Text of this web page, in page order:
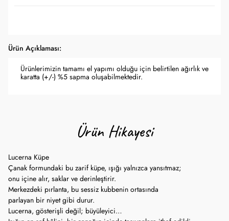
Ürün Açıklaması:
Ürünlerimizin tamamı el yapımı olduğu için belirtilen ağırlık ve
karatta (+/-) %5 sapma oluşabilmektedir.
Ürün Hikayesi
Lucerna Küpe
Çanak formundaki bu zarif küpe, ışığı yalnızca yansıtmaz;
onu içine alır, saklar ve derinleştirir.
Merkezdeki pırlanta, bu sessiz kubbenin ortasında
parlayan bir niyet gibi durur.
Lucerna, gösterişli değil; büyüleyici…